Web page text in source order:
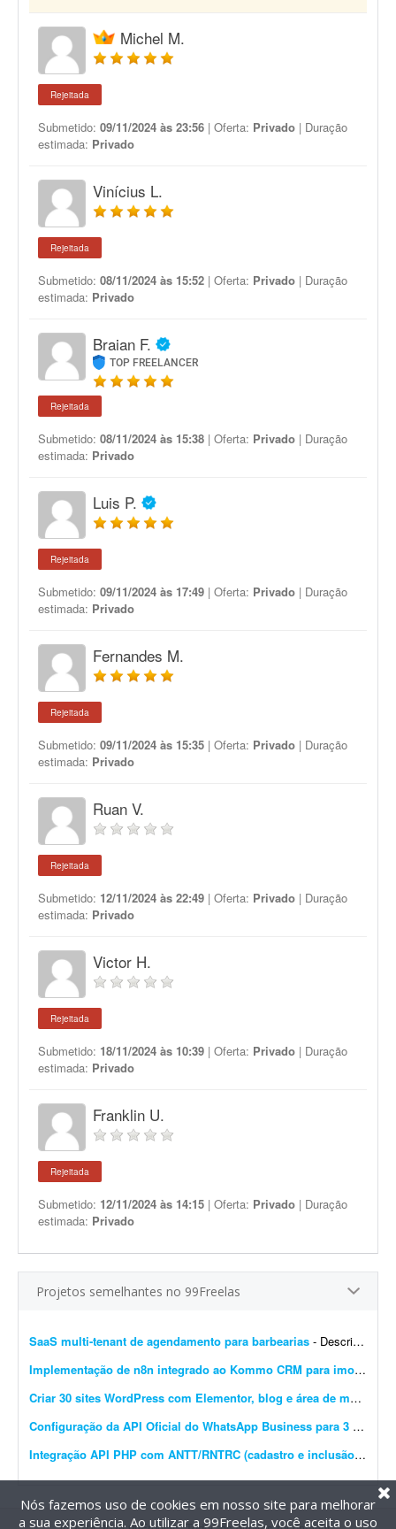
Michel M.
Rejeitada
Submetido: 09/11/2024 às 23:56 | Oferta: Privado | Duração
estimada: Privado
Vinícius L.
Rejeitada
Submetido: 08/11/2024 às 15:52 | Oferta: Privado | Duração
estimada: Privado
Braian F.
TOP FREELANCER
Rejeitada
Submetido: 08/11/2024 às 15:38 | Oferta: Privado | Duração
estimada: Privado
Luis P.
Rejeitada
Submetido: 09/11/2024 às 17:49 | Oferta: Privado | Duração
estimada: Privado
Fernandes M.
Rejeitada
Submetido: 09/11/2024 às 15:35 | Oferta: Privado | Duração
estimada: Privado
Ruan V.
Rejeitada
Submetido: 12/11/2024 às 22:49 | Oferta: Privado | Duração
estimada: Privado
Victor H.
Rejeitada
Submetido: 18/11/2024 às 10:39 | Oferta: Privado | Duração
estimada: Privado
Franklin U.
Rejeitada
Submetido: 12/11/2024 às 14:15 | Oferta: Privado | Duração
estimada: Privado
Projetos semelhantes no 99Freelas
SaaS multi-tenant de agendamento para barbearias - Descrição do projeto Sistema SaaS multi-tenant de agendamento para barbearias - ou seja, uma única plataforma que atende várias barbearias diferentes, cada uma com seus...
Implementação de n8n integrado ao Kommo CRM para imobiliária
Criar 30 sites WordPress com Elementor, blog e área de membros
Configuração da API Oficial do WhatsApp Business para 3 instâncias
Integração API PHP com ANTT/RNTRC (cadastro e inclusão)
-
Nós fazemos uso de cookies em nosso site para melhorar
a sua experiência. Ao utilizar a 99Freelas, você aceita o uso